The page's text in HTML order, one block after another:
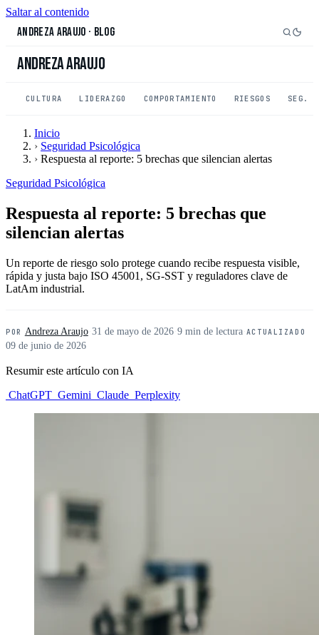
Saltar al contenido
Andreza Araujo · Blog
Andreza Araujo
CULTURA LIDERAZGO COMPORTAMIENTO RIESGOS SEG.
Inicio
› Seguridad Psicológica
› Respuesta al reporte: 5 brechas que silencian alertas
Seguridad Psicológica
Respuesta al reporte: 5 brechas que
silencian alertas
Un reporte de riesgo solo protege cuando recibe respuesta visible,
rápida y justa bajo ISO 45001, SG-SST y reguladores clave de
LatAm industrial.
POR Andreza Araujo· 31 de mayo de 2026· 9 min de lectura· ACTUALIZADO
09 de junio de 2026
Resumir este artículo con IA
ChatGPT Gemini Claude Perplexity